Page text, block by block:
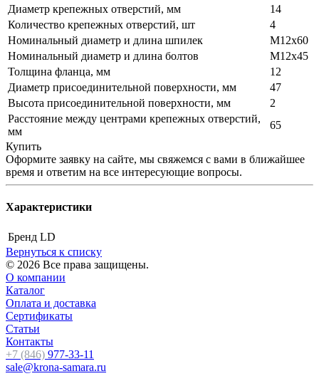
Диаметр крепежных отверстий, мм
14
Количество крепежных отверстий, шт
4
Номинальный диаметр и длина шпилек
M12x60
Номинальный диаметр и длина болтов
M12x45
Толщина фланца, мм
12
Диаметр присоединительной поверхности, мм
47
Высота присоединительной поверхности, мм
2
Расстояние между центрами крепежных отверстий,
мм
65
Купить
Оформите заявку на сайте, мы свяжемся с вами в ближайшее
время и ответим на все интересующие вопросы.
Характеристики
Бренд LD
Вернуться к списку
© 2026 Все права защищены.
О компании
Каталог
Оплата и доставка
Сертификаты
Статьи
Контакты
+7 (846) 977-33-11
sale@krona-samara.ru